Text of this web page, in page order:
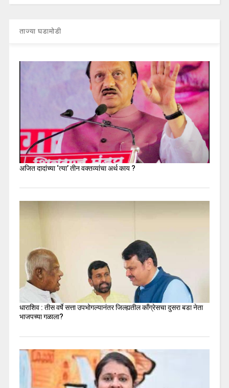
ताज्या घडामोडी
अजित दादांच्या ‘त्या’ तीन वक्तव्यांचा अर्थ काय ?
धाराशिव : तीस वर्षे सत्ता उपभोगल्यानंतर जिल्ह्यतील कॉंग्रेसचा दुसरा बडा नेता
भाजपच्या गळाला?